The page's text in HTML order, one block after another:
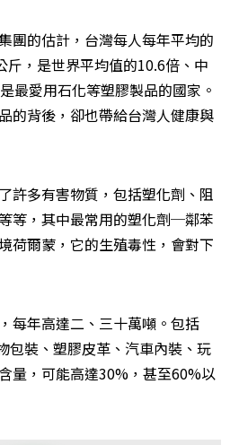
團的估計，台灣每人每年平均的
斤，是世界平均值的10.6倍、中
最愛用石化等塑膠製品的國家。
的背後，卻也帶給台灣人健康與
許多有害物質，包括塑化劑、阻
等，其中最常用的塑化劑─鄰苯
荷爾蒙，它的生殖毒性，會對下
每年高達二、三十萬噸。包括
包裝、塑膠皮革、汽車內裝、玩
量，可能高達30%，甚至60%以